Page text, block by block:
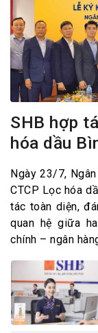
SHB hợp
hóa dầu
Ngày 23/7,
CTCP Lọc hóa
tác toàn diện,
quan hệ giữa
chính – ngân